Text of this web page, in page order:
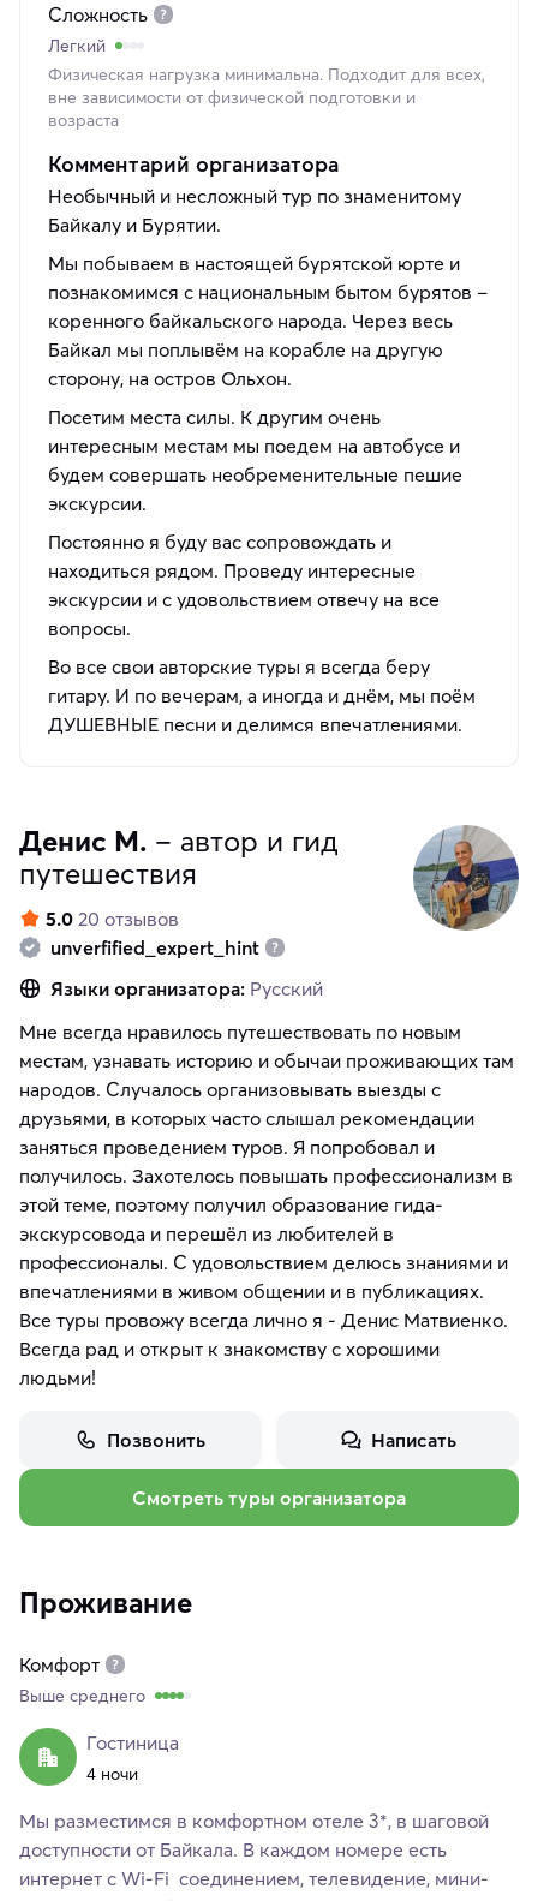
Сложность
Легкий
Физическая нагрузка минимальна. Подходит для всех,
вне зависимости от физической подготовки и
возраста
Комментарий организатора
Необычный и несложный тур по знаменитому
Байкалу и Бурятии.
Мы побываем в настоящей бурятской юрте и
познакомимся с национальным бытом бурятов –
коренного байкальского народа. Через весь
Байкал мы поплывём на корабле на другую
сторону, на остров Ольхон.
Посетим места силы. К другим очень
интересным местам мы поедем на автобусе и
будем совершать необременительные пешие
экскурсии.
Постоянно я буду вас сопровождать и
находиться рядом. Проведу интересные
экскурсии и с удовольствием отвечу на все
вопросы.
Во все свои авторские туры я всегда беру
гитару. И по вечерам, а иногда и днём, мы поём
ДУШЕВНЫЕ песни и делимся впечатлениями.
Денис М. – автор и гид
путешествия
5.0 20 отзывов
unverfified_expert_hint
Языки организатора: Русский
Мне всегда нравилось путешествовать по новым
местам, узнавать историю и обычаи проживающих там
народов. Случалось организовывать выезды с
друзьями, в которых часто слышал рекомендации
заняться проведением туров. Я попробовал и
получилось. Захотелось повышать профессионализм в
этой теме, поэтому получил образование гида-
экскурсовода и перешёл из любителей в
профессионалы. С удовольствием делюсь знаниями и
впечатлениями в живом общении и в публикациях.
Все туры провожу всегда лично я - Денис Матвиенко.
Всегда рад и открыт к знакомству с хорошими
людьми!
Позвонить Написать
Смотреть туры организатора
Проживание
Комфорт
Выше среднего
Гостиница
4 ночи
Мы разместимся в комфортном отеле 3*, в шаговой
доступности от Байкала. В каждом номере есть
интернет с Wi-Fi соединением, телевидение, мини-